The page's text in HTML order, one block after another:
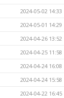
2024-05-02 14:33
2024-05-01 14:29
2024-04-26 13:52
2024-04-25 11:58
2024-04-24 16:08
2024-04-24 15:58
2024-04-22 16:45